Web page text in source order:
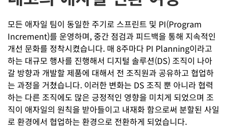
모든 애자일 팀이 동일한 주기로 스프린트 및 PI(Program
Increment)를 운영하며, 중간 점검과 피드백을 통해 지속적인
개선 문화를 정착시켰습니다. 매 8주마다 PI Planning이라고
하는 대규모 행사를 진행해서 디지털 솔루션(DS) 조직이 나아
갈 방향과 개발할 제품에 대해서 전 조직원과 공유하고 협업하
는 과정을 거쳤습니다. 이러한 변화는 DS 조직 뿐 아니라 협력
하는 다른 조직에도 많은 긍정적인 영향을 미치게 되었으며 조
직이 애자일의 원칙을 받아들이고 내재화 함으로써 분할된 사일
로 환경에서 협업하는 환경으로 전환하게 되었습니다.